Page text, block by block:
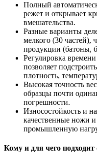
Полный
режет и открывает
вмешательства.
Разные варианты
мелкого (30 частей),
продукции (батоны,
Регулировка
позволяет
плотность,
Высокая точность
образцы почти
погрешности.
Износостойкость и
качественные ножи
промышленную
Кому и для чего подходит